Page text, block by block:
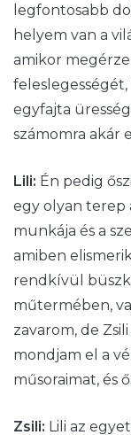
legfontosabb
helyem van a
amikor
egyfajta
számomra akár
Lili: Én pedig
egy olyan terep
munkája és a
amiben
rendkívül
műtermében,
zavarom, de
mondjam el a
műsoraimat, és
Zsili: Lili az